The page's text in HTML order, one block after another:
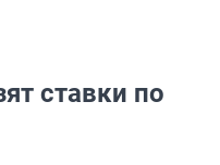
ставки по